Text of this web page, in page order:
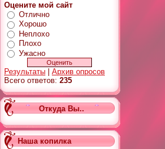
Оцените мой сайт
Отлично
Хорошо
Неплохо
Плохо
Ужасно
Результаты
Архив опросов
Всего ответов: 235
Откуда Вы..
Наша копилка